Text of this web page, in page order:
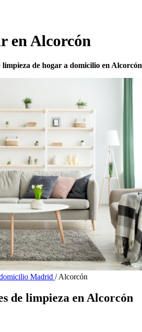
en Alcorcón
limpieza de hogar a domicilio en Alcorcón
Madrid / Alcorcón
de limpieza en Alcorcón